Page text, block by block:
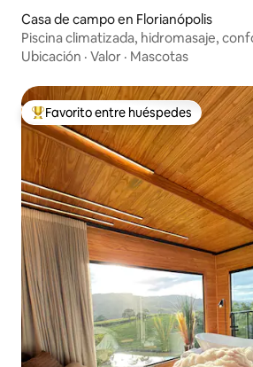
Casa de campo en Florianópolis
Piscina climatizada, hidromasaje,
Ubicación · Valor · Mascotas
De los mejores en Favorito entre
Favorito entre huéspedes